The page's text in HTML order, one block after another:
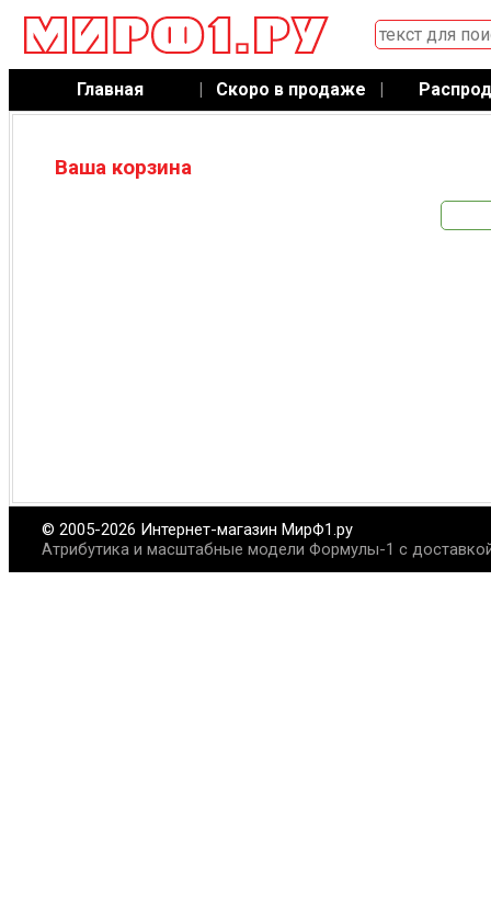
Главная | Скоро в продаже |
Ваша корзина
© 2005-2026 Интернет-магазин МирФ1.ру
Атрибутика и масштабные модели Формулы-1 с